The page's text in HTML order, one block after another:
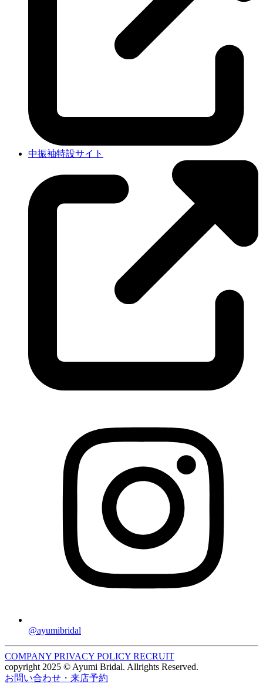
中振袖特設サイト
@ayumibridal
COMPANY PRIVACY POLICY RECRUIT
copyright 2025 © Ayumi Bridal. Allrights Reserved.
お問い合わせ・来店予約